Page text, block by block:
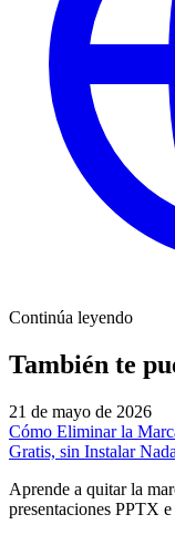
Continúa leyendo
También te
21 de mayo de 2026
Cómo Eliminar la
Gratis, sin Instalar
Aprende a quitar la
presentaciones PPTX